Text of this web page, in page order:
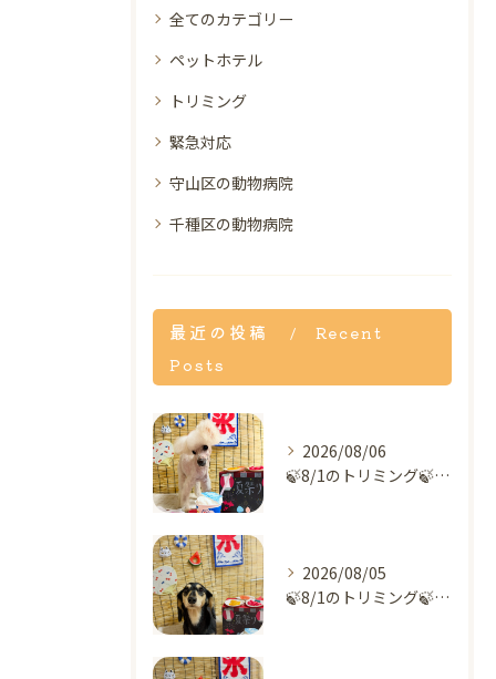
全てのカテゴリー
ペットホテル
トリミング
緊急対応
守山区の動物病院
千種区の動物病院
最近の投稿
Recent
Posts
2026/08/06
🍃8/1のトリミング🍃プードル🐶｜名東区・千種区・守山区の動...
2026/08/05
🍃8/1のトリミング🍃ダックス🐶｜名東区・千種区・守山区の動...